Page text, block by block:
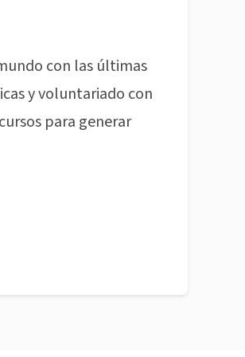
con las últimas
y voluntariado con
para generar